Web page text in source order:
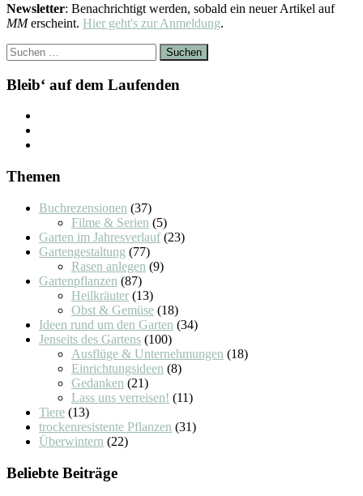
Newsletter: Benachrichtigt werden, sobald ein neuer Artikel auf
MMerscheint. Hier geht's zur Anmeldung.
Suchen
nach:
Bleib‘ auf dem Laufenden
Themen
Buchrezensionen (37)
Filme & Serien (5)
Garten im Jahresverlauf(23)
Gartengestaltung (77)
Rasen anlegen (9)
Gartenpflanzen (87)
Heilkräuter (13)
Obst & Gemüse (18)
Ideen rund um den Garten (34)
Jenseits des Gartens (100)
Ausflüge & Unternehmungen (18)
Einrichtungsideen (8)
Gedanken (21)
Lass uns verreisen! (11)
Tiere (13)
trockenresistente Pflanzen (31)
Überwintern (22)
Beliebte Beiträge